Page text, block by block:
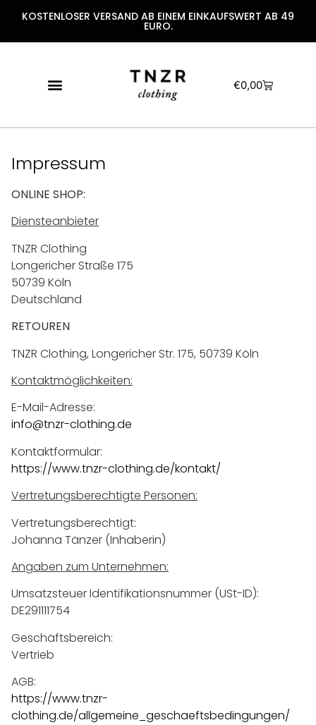
KOSTENLOSER VERSAND AB EINEM EINKAUFSWERT AB 49
EURO.
€0,00
Impressum
ONLINE SHOP:
Diensteanbieter
TNZR Clothing
Longericher Straße 175
50739 Köln
Deutschland
RETOUREN
TNZR Clothing, Longericher Str. 175, 50739 Köln
Kontaktmöglichkeiten:
E-Mail-Adresse:
info@tnzr-clothing.de
Kontaktformular:
https://www.tnzr-clothing.de/kontakt/
Vertretungsberechtigte Personen:
Vertretungsberechtigt:
Johanna Tänzer (Inhaberin)
Angaben zum Unternehmen:
Umsatzsteuer Identifikationsnummer (USt-ID):
DE291111754
Geschäftsbereich:
Vertrieb
AGB:
https://www.tnzr-
clothing.de/allgemeine_geschaeftsbedingungen/